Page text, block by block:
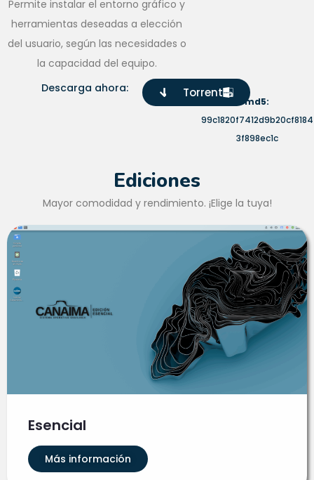
Permite instalar el entorno gráfico y
herramientas deseadas a elección
del usuario, según las necesidades o
la capacidad del equipo.
Descarga ahora:
IsoTorrent
md5:
99c1820f7412d9b20cf8184
3f898ec1c
Ediciones
Mayor comodidad y rendimiento. ¡Elige la tuya!
Esencial
Más información